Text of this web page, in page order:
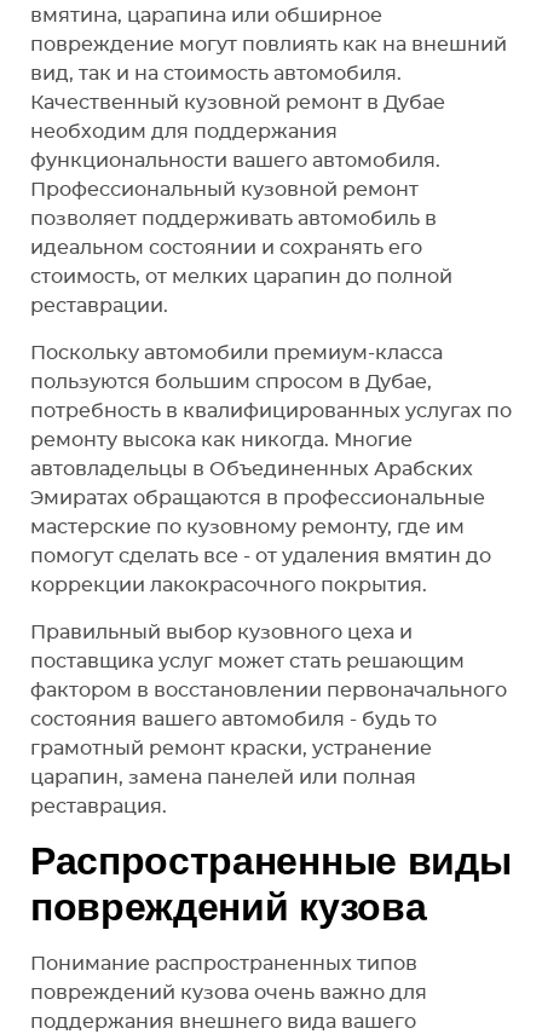
вмятина, царапина или обширное
повреждение могут повлиять как на внешний
вид, так и на стоимость автомобиля.
Качественный кузовной ремонт в Дубае
необходим для поддержания
функциональности вашего автомобиля.
Профессиональный кузовной ремонт
позволяет поддерживать автомобиль в
идеальном состоянии и сохранять его
стоимость, от мелких царапин до полной
реставрации.
Поскольку автомобили премиум-класса
пользуются большим спросом в Дубае,
потребность в квалифицированных услугах по
ремонту высока как никогда. Многие
автовладельцы в Объединенных Арабских
Эмиратах обращаются в профессиональные
мастерские по кузовному ремонту, где им
помогут сделать все - от удаления вмятин до
коррекции лакокрасочного покрытия.
Правильный выбор кузовного цеха и
поставщика услуг может стать решающим
фактором в восстановлении первоначального
состояния вашего автомобиля - будь то
грамотный ремонт краски, устранение
царапин, замена панелей или полная
реставрация.
Распространенные виды
повреждений кузова
Понимание распространенных типов
повреждений кузова очень важно для
поддержания внешнего вида вашего